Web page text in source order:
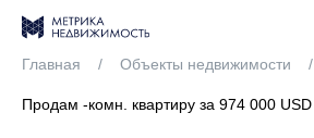
Главная / Объекты недвижимости /
Продам -комн. квартиру за 974 000 USD